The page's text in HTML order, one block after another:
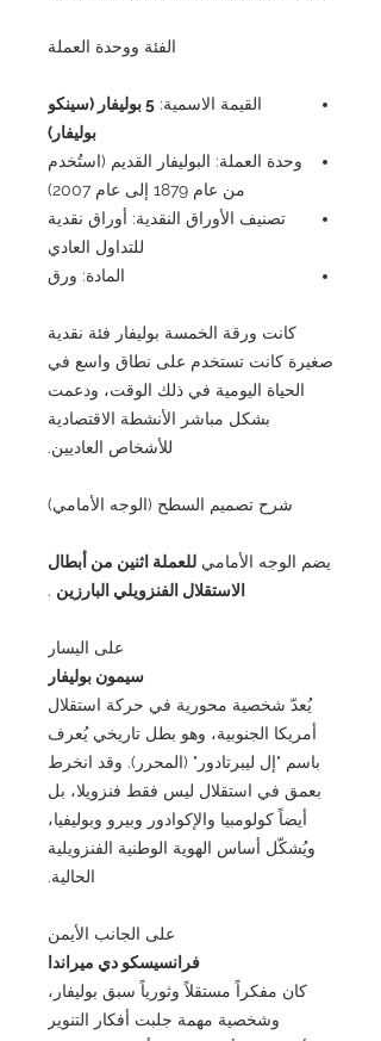
الفئة ووحدة العملة
القيمة الاسمية:
5 بوليفار (سينكو
بوليفار)
وحدة العملة: البوليفار القديم (استُخدم
من عام 1879 إلى عام 2007)
تصنيف الأوراق النقدية: أوراق نقدية
للتداول العادي
المادة: ورق
كانت ورقة الخمسة بوليفار فئة نقدية
صغيرة كانت تستخدم على نطاق واسع في
الحياة اليومية في ذلك الوقت، ودعمت
بشكل مباشر الأنشطة الاقتصادية
للأشخاص العاديين.
شرح تصميم السطح (الوجه الأمامي)
يضم الوجه الأمامي للعملة اثنين من أبطال
الاستقلال الفنزويلي البارزين .
على اليسار
سيمون بوليفار
يُعدّ شخصية محورية في حركة استقلال
أمريكا الجنوبية، وهو بطل تاريخي يُعرف
باسم "إل ليبرتادور" (المحرر). وقد انخرط
بعمق في استقلال ليس فقط فنزويلا، بل
أيضاً كولومبيا والإكوادور وبيرو وبوليفيا،
ويُشكّل أساس الهوية الوطنية الفنزويلية
الحالية.
على الجانب الأيمن
فرانسيسكو دي ميراندا
كان مفكراً مستقلاً وثورياً سبق بوليفار،
وشخصية مهمة جلبت أفكار التنوير